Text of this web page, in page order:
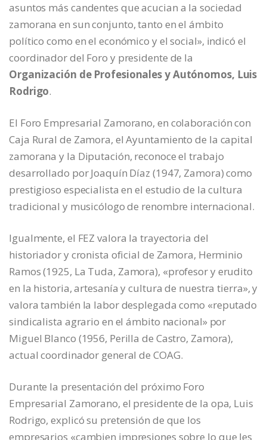
asuntos más candentes que acucian a la sociedad
zamorana en sun conjunto, tanto en el ámbito
político como en el económico y el social», indicó el
coordinador del Foro y presidente de la
Organización de Profesionales y Autónomos, Luis
Rodrigo.
El Foro Empresarial Zamorano, en colaboración con
Caja Rural de Zamora, el Ayuntamiento de la capital
zamorana y la Diputación, reconoce el trabajo
desarrollado por Joaquín Díaz (1947, Zamora) como
prestigioso especialista en el estudio de la cultura
tradicional y musicólogo de renombre internacional.
Igualmente, el FEZ valora la trayectoria del
historiador y cronista oficial de Zamora, Herminio
Ramos (1925, La Tuda, Zamora), «profesor y erudito
en la historia, artesanía y cultura de nuestra tierra», y
valora también la labor desplegada como «reputado
sindicalista agrario en el ámbito nacional» por
Miguel Blanco (1956, Perilla de Castro, Zamora),
actual coordinador general de COAG.
Durante la presentación del próximo Foro
Empresarial Zamorano, el presidente de la opa, Luis
Rodrigo, explicó su pretensión de que los
empresarios «cambien impresiones sobre lo que les